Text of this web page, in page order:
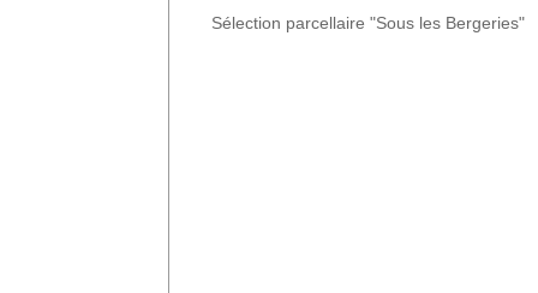
Sélection parcellaire "Sous les Bergeries"